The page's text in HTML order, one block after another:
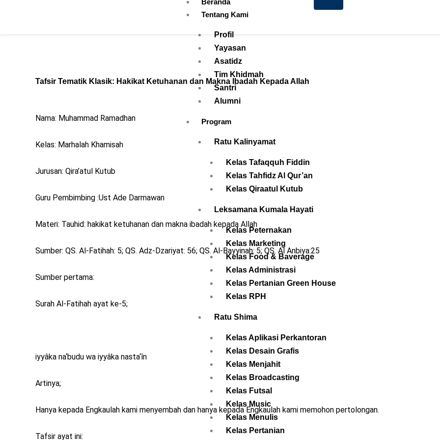
Beranda
Tentang Kami
Profil
Yayasan
Asatidz
Tim Khidmah
Santri
Alumni
Program
Ratu Kalinyamat
Kelas Tafaqquh Fiddin
Kelas Tahfidz Al Qur’an
Kelas Qiraatul Kutub
Leksamana Kumala Hayati
Kelas Peternakan
Kelas Marketing
Kelas Food & Baverage
Kelas Administrasi
Kelas Pertanian Green House
Kelas RPH
Ratu Shima
Kelas Aplikasi Perkantoran
Kelas Desain Grafis
Kelas Menjahit
Kelas Broadcasting
Kelas Futsal
Kelas Music
Kelas Menulis
Kelas Pertanian
Tafsir Tematik Klasik: Hakikat Ketuhanan dan Makna Ibadah Kepada Allah
Nama: Muhammad Ramadhan
Kelas: Marhalah Khamisah
Jurusan: Qira’atul Kutub
Guru Pembimbing :Ust Ade Darmawan
Materi: Tauhid: hakikat ketuhanan dan makna ibadah kepada Allah
Sumber: QS. Al-Fatihah: 5; QS. Adz-Dzariyat: 56; QS. Al-Bayyinah: 5; QS. Al Anbiya:25
Sumber pertama:
Surah Al-Fatihah ayat ke-5;
iyyâka na‘budu wa iyyâka nasta‘în
Artinya;
Hanya kepada Engkaulah kami menyembah dan hanya kepada Engkaulah kami memohon pertolongan.
Tafsir ayat ini: